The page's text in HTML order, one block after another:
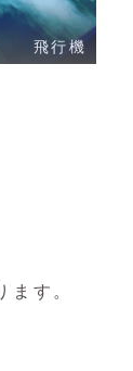
飛行機
ます。